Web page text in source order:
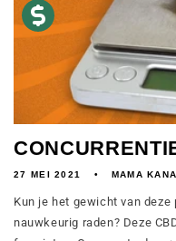
27 MEI 2021 MAMA KANA
Kun je het gewicht van deze
nauwkeurig raden? Deze